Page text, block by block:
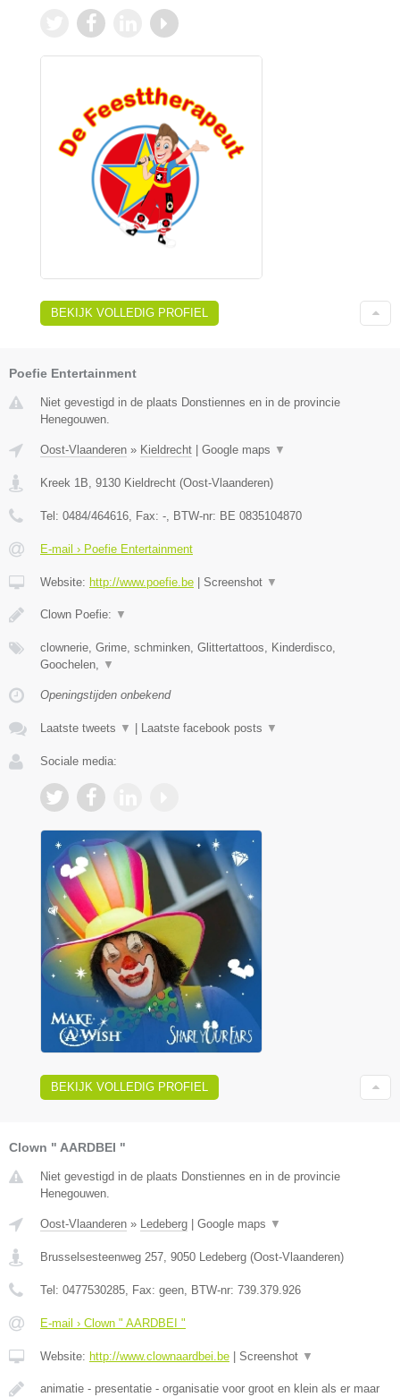
BEKIJK VOLLEDIG PROFIEL
Poefie Entertainment
Niet gevestigd in de plaats Donstiennes en in de provincie
Henegouwen.
Oost-Vlaanderen » Kieldrecht | Google maps ▼
Kreek 1B 9130 Kieldrecht (Oost-Vlaanderen)
Tel: 0484/464616 , Fax: - , BTW-nr: BE 0835104870
E-mail › Poefie Entertainment
Website: http://www.poefie.be | Screenshot ▼
Clown Poefie: ▼
clownerie, Grime, schminken, Glittertattoos, Kinderdisco,
Goochelen,
▼
Openingstijden onbekend
Laatste tweets ▼ | Laatste facebook posts ▼
Sociale media:
BEKIJK VOLLEDIG PROFIEL
Clown " AARDBEI "
Niet gevestigd in de plaats Donstiennes en in de provincie
Henegouwen.
Oost-Vlaanderen » Ledeberg | Google maps ▼
Brusselsesteenweg 257 9050 Ledeberg (Oost-Vlaanderen)
Tel: 0477530285 , Fax: geen , BTW-nr: 739.379.926
E-mail › Clown " AARDBEI "
Website: http://www.clownaardbei.be | Screenshot ▼
animatie - presentatie - organisatie voor groot en klein als er maar